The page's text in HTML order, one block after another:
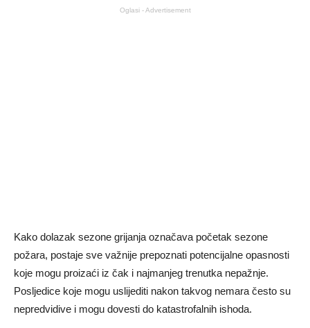
Oglasi - Advertisement
Kako dolazak sezone grijanja označava početak sezone
požara, postaje sve važnije prepoznati potencijalne opasnosti
koje mogu proizaći iz čak i najmanjeg trenutka nepažnje.
Posljedice koje mogu uslijediti nakon takvog nemara često su
nepredvidive i mogu dovesti do katastrofalnih ishoda.